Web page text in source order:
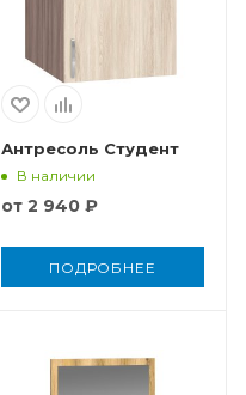
Антресоль Студент
В наличии
от 2 940 ₽
ПОДРОБНЕЕ